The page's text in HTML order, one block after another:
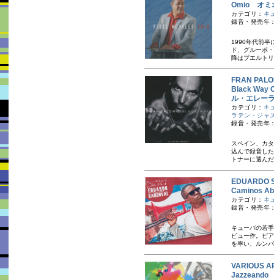
Omio オミ
カテゴリ： キ
録音・発売年
1990年代前半
ド、グルーポ
降はプエルト
FRAN
Black Way
ル・エレー
カテゴリ： キ
ラテン・ジャ
録音・発売年
スペイン、カ
込んで録音し
トナーに選ん
EDUARDO
Caminos
カテゴリ： キ
録音・発売年
キューバの若
ビュー作。ピ
を率い、ルン
VARIOUS
Jazzeando